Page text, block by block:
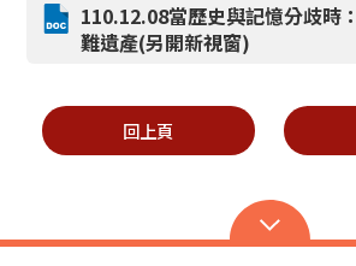
110.12.08當歷史與記憶分歧時
難遺產(另開新視窗)
回上頁